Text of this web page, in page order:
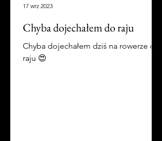
Chyba dojechałem do raju
Chyba dojechałem dziś na rowerze do
raju 😍
17 wrz 2023